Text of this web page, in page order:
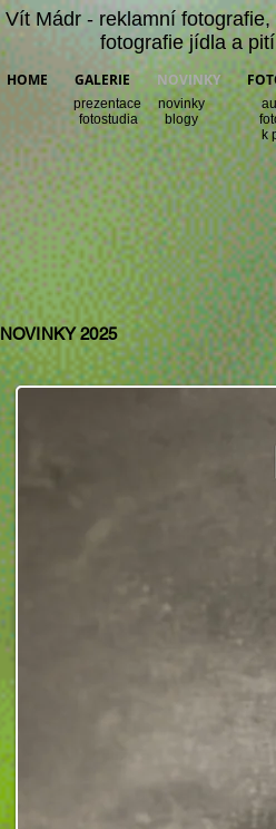
Vít Mádr - reklamní fotografie,
fotografie jídla a pití
HOME GALERIE NOVINKY
prezentace
fotostudia
novinky
blogy
k
NOVINKY 2025